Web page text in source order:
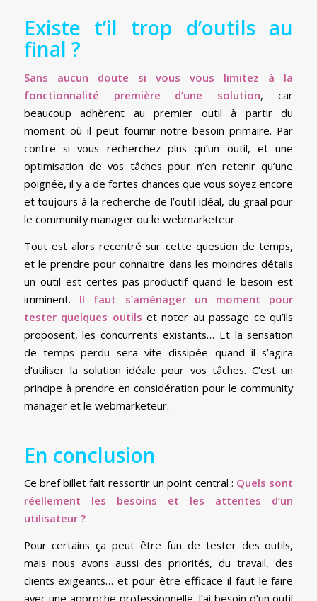
Existe t’il trop d’outils au
final ?
Sans aucun doute si vous vous limitez à la
fonctionnalité première d’une solution, car
beaucoup adhèrent au premier outil à partir du
moment où il peut fournir notre besoin primaire. Par
contre si vous recherchez plus qu’un outil, et une
optimisation de vos tâches pour n’en retenir qu’une
poignée, il y a de fortes chances que vous soyez encore
et toujours à la recherche de l’outil idéal, du graal pour
le community manager ou le webmarketeur.
Tout est alors recentré sur cette question de temps,
et le prendre pour connaitre dans les moindres détails
un outil est certes pas productif quand le besoin est
imminent. Il faut s’aménager un moment pour
tester quelques outils et noter au passage ce qu’ils
proposent, les concurrents existants… Et la sensation
de temps perdu sera vite dissipée quand il s’agira
d’utiliser la solution idéale pour vos tâches. C’est un
principe à prendre en considération pour le community
manager et le webmarketeur.
En conclusion
Ce bref billet fait ressortir un point central : Quels sont
réellement les besoins et les attentes d’un
utilisateur ?
Pour certains ça peut être fun de tester des outils,
mais nous avons aussi des priorités, du travail, des
clients exigeants… et pour être efficace il faut le faire